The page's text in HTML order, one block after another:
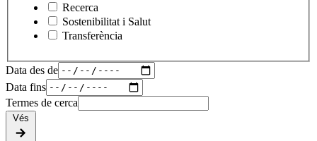
Recerca
Sostenibilitat i Salut
Transferència
Data des de
Data fins
Termes de cerca
Vés